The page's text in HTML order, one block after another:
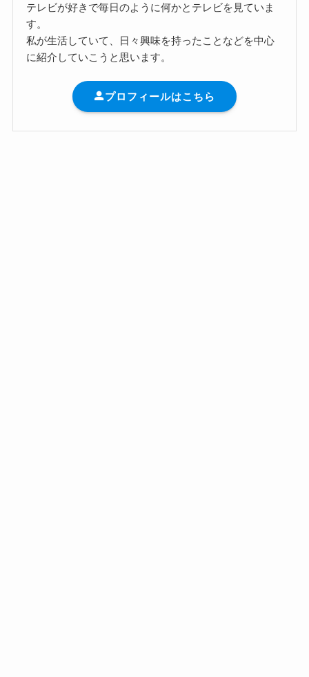
テレビが好きで毎日のように何かとテレビを見ていま
す。
私が生活していて、日々興味を持ったことなどを中心
に紹介していこうと思います。
プロフィールはこちら